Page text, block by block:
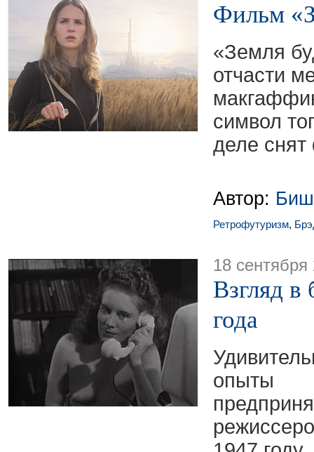
Фильм
«Земля
отчасти
символ
деле
Автор:
Ретрофутуризм,
18 сентября
Взгляд в
года
опыты